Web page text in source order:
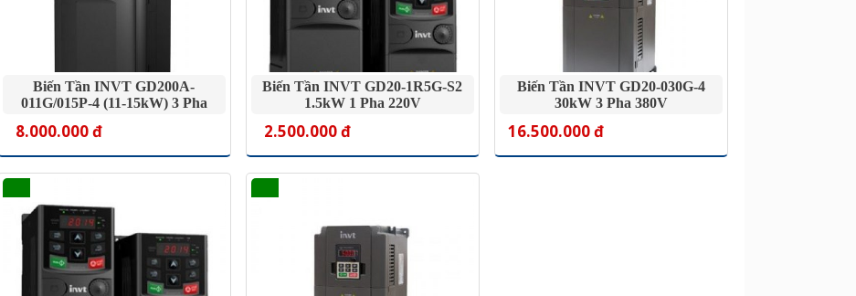
Biến Tần INVT GD200A-
011G/015P-4 (11-15kW) 3 Pha
8.000.000 đ
Biến Tần INVT GD20-1R5G-S2
1.5kW 1 Pha 220V
2.500.000 đ
Biến Tần INVT GD20-030G-4
30kW 3 Pha 380V
16.500.000 đ